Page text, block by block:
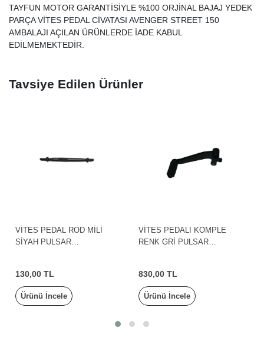
TAYFUN MOTOR GARANTİSİYLE %100 ORJİNAL BAJAJ YEDEK
PARÇA VİTES PEDAL CİVATASI AVENGER STREET 150
AMBALAJI AÇILAN ÜRÜNLERDE İADE KABUL
EDİLMEMEKTEDİR.
Tavsiye Edilen Ürünler
VİTES PEDAL ROD MİLİ
SİYAH PULSAR
130,00 TL
Ürünü İncele
VİTES PEDALI KOMPLE
RENK GRİ PULSAR
830,00 TL
Ürünü İncele